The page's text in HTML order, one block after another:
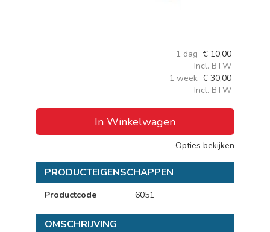
1 dag € 10,00
Incl. BTW
1 week € 30,00
Incl. BTW
In Winkelwagen
Opties bekijken
PRODUCTEIGENSCHAPPEN
Productcode 6051
OMSCHRIJVING